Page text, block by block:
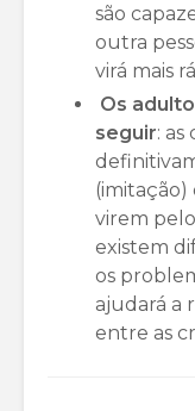
são
outra
virá mais
Os
seguir:
(imitação)
virem
existem
os
ajudará a
entre as